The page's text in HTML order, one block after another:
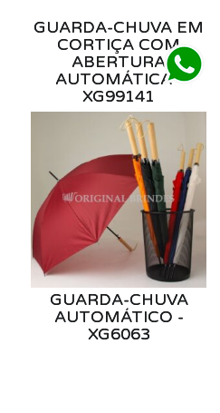
GUARDA-CHUVA EM
CORTIÇA COM
ABERTURA
AUTOMÁTICA -
XG99141
GUARDA-CHUVA
AUTOMÁTICO -
XG6063